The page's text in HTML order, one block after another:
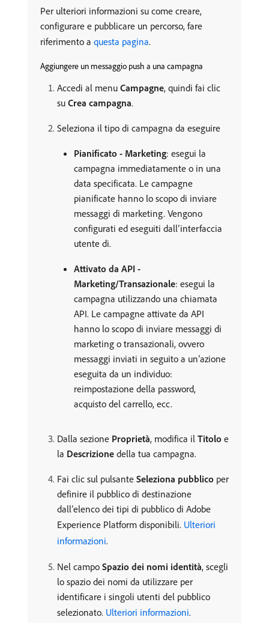
Per ulteriori informazioni su come creare,
configurare e pubblicare un percorso, fare
riferimento a questa pagina.
Aggiungere un messaggio push a una campagna
Accedi al menu Campagne, quindi fai clic
su Crea campagna.
Seleziona il tipo di campagna da eseguire
Pianificato - Marketing: esegui la
campagna immediatamente o in una
data specificata. Le campagne
pianificate hanno lo scopo di inviare
messaggi di marketing. Vengono
configurati ed eseguiti dall’interfaccia
utente di.
Attivato da API -
Marketing/Transazionale: esegui la
campagna utilizzando una chiamata
API. Le campagne attivate da API
hanno lo scopo di inviare messaggi di
marketing o transazionali, ovvero
messaggi inviati in seguito a un’azione
eseguita da un individuo:
reimpostazione della password,
acquisto del carrello, ecc.
Dalla sezione Proprietà, modifica il Titolo e
la Descrizione della tua campagna.
Fai clic sul pulsante Seleziona pubblico per
definire il pubblico di destinazione
dall’elenco dei tipi di pubblico di Adobe
Experience Platform disponibili. Ulteriori
informazioni.
Nel campo Spazio dei nomi identità, scegli
lo spazio dei nomi da utilizzare per
identificare i singoli utenti del pubblico
selezionato. Ulteriori informazioni.